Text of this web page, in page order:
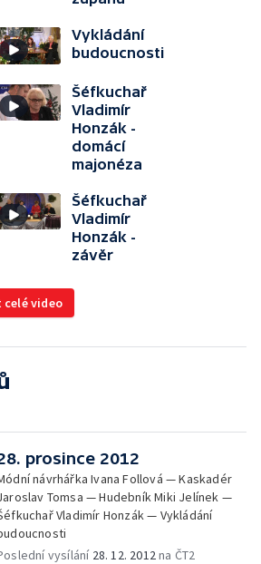
Vykládání
budoucnosti
Šéfkuchař
Vladimír
Honzák -
domácí
majonéza
Šéfkuchař
Vladimír
Honzák -
závěr
celé video
prosince 2012
návrhářka Ivana Follová — Kaskadér
Tomsa — Hudebník Miki Jelínek —
Vladimír Honzák — Vykládání
vysílání 28. 12. 2012 na ČT2